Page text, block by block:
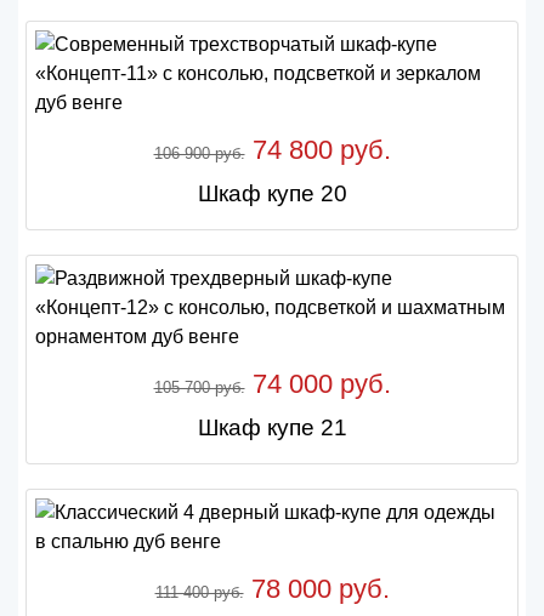
106 900 руб.74 800 руб.
Шкаф купе 20
105 700 руб.74 000 руб.
Шкаф купе 21
111 400 руб.78 000 руб.